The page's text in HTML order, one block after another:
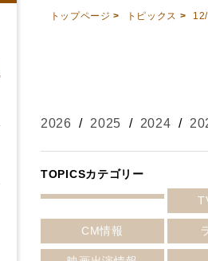
トップページ > トピックス >
2026 / 2025 / 2024 /
TOPICSカテゴリー
CM情報